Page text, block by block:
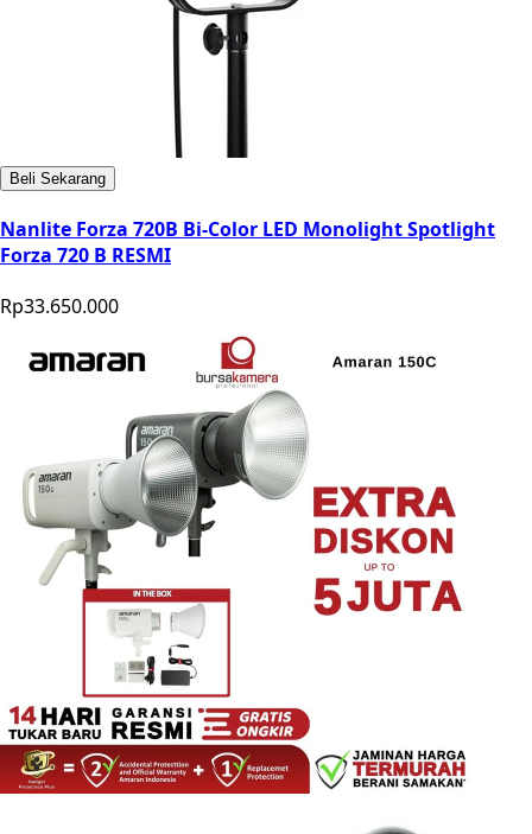
Beli Sekarang
Nanlite Forza 720B Bi-Color LED Monolight Spotlight
Forza 720 B RESMI
Rp33.650.000